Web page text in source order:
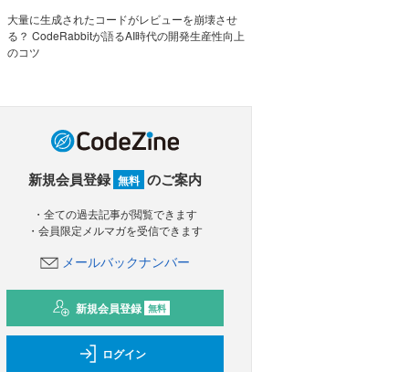
大量に生成されたコードがレビューを崩壊させ
る？ CodeRabbitが語るAI時代の開発生産性向上
のコツ
新規会員登録 無料 のご案内
・全ての過去記事が閲覧できます
・会員限定メルマガを受信できます
メールバックナンバー
新規会員登録 無料
ログイン